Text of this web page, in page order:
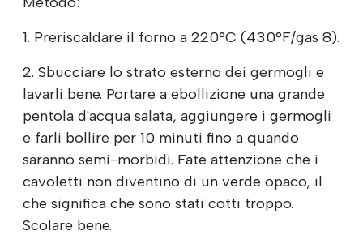
1. Preriscaldare il forno a 220°C (430°F/gas 8).
2. Sbucciare lo strato esterno dei germogli e
lavarli bene. Portare a ebollizione una grande
pentola d'acqua salata, aggiungere i germogli
e farli bollire per 10 minuti fino a quando
saranno semi-morbidi. Fate attenzione che i
cavoletti non diventino di un verde opaco, il
che significa che sono stati cotti troppo.
Scolare bene.